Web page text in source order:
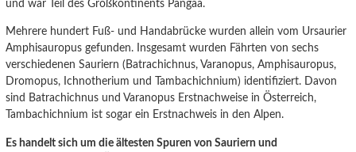
und war Teil des Großkontinents Pangäa.
Mehrere hundert Fuß- und Handabrücke wurden allein vom Ursaurier
Amphisauropus gefunden. Insgesamt wurden Fährten von sechs
verschiedenen Sauriern (Batrachichnus, Varanopus, Amphisauropus,
Dromopus, Ichnotherium und Tambachichnium) identifiziert. Davon
sind Batrachichnus und Varanopus Erstnachweise in Österreich,
Tambachichnium ist sogar ein Erstnachweis in den Alpen.
Es handelt sich um die ältesten Spuren von Sauriern und